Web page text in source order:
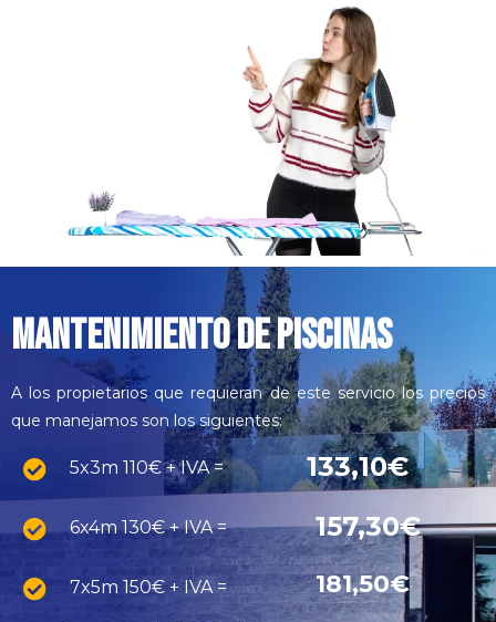
MANTENIMIENTO DE PISCINAS
A los propietarios que requieran de este servicio los precios
que manejamos son los siguientes:
5x3m 110€ + IVA = 133,10€
6x4m 130€ + IVA = 157,30€
7x5m 150€ + IVA = 181,50€